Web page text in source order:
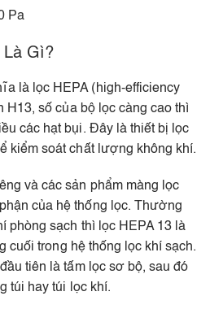
Pa
Là Gì?
là lọc HEPA (high-efficiency
H13, số của bộ lọc càng cao thì
các hạt bụi. Đây là thiết bị lọc
kiểm soát chất lượng không khí.
và các sản phẩm màng lọc
của hệ thống lọc. Thường
phòng sạch thì lọc HEPA 13 là
cuối trong hệ thống lọc khí sạch.
tiên là tấm lọc sơ bộ, sau đó
túi hay túi lọc khí.